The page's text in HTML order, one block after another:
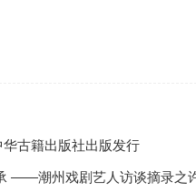
古籍出版社出版发行
——潮州戏剧艺人访谈摘录之